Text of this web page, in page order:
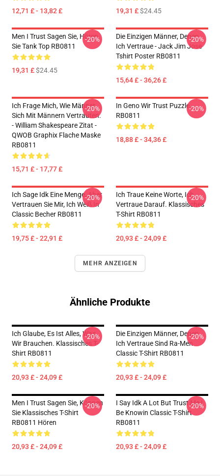
12,71 £ - 13,82 £ 19,31 £$24.45
Men I Trust Sagen Sie, Hören
Sie Tank Top RB0811
19,31 £$24.45
-20%
Die Einzigen Männer, Denen
Ich Vertraue - Jack Jim Jose
Tshirt Poster RB0811
15,64 £ - 36,26 £
-20%
Ich Frage Mich, Wie Männer
Sich Mit Männern Vertrauten.
- William Shakespeare Zitat -
QWOB Graphix Flache Maske
RB0811
15,71 £ - 17,77 £
-20%
In Geno Wir Trust Puzzle
RB0811
18,88 £ - 34,36 £
-20%
Ich Sage Idk Eine Menge, Aber
Vertrauen Sie Mir, Ich Weiß In
Classic Becher RB0811
19,75 £ - 22,91 £
-20%
Ich Traue Keine Worte, Ich
Vertraue Darauf. Klassisches
T-Shirt RB0811
20,93 £ - 24,09 £
-20%
MEHR ANZEIGEN
Ähnliche Produkte
Ich Glaube, Es Ist Alles, Was
Wir Brauchen. Klassisches T-
Shirt RB0811
20,93 £ - 24,09 £
-20%
Die Einzigen Männer, Denen
Ich Vertraue Sind Ra-Men
Classic T-Shirt RB0811
20,93 £ - 24,09 £
-20%
Men I Trust Sagen Sie, Können
Sie Klassisches T-Shirt
RB0811 Hören
20,93 £ - 24,09 £
-20%
I Say Idk A Lot But Trust Me I
Be Knowin Classic T-Shirt
RB0811
20,93 £ - 24,09 £
-20%